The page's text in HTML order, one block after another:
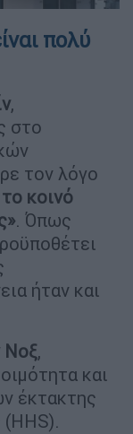
πολύ
,
στο
τον λόγο
κοινό
. Όπως
ήταν και
Νοξ,
και
έκτακτης